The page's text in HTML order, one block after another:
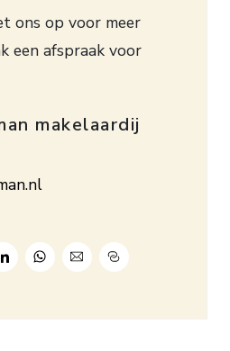
ons op voor meer
een afspraak voor
makelaardij